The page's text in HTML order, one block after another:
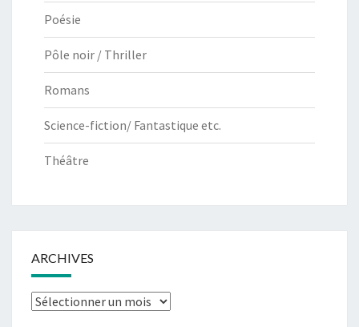
Poésie
Pôle noir / Thriller
Romans
Science-fiction/ Fantastique etc.
Théâtre
ARCHIVES
Archives